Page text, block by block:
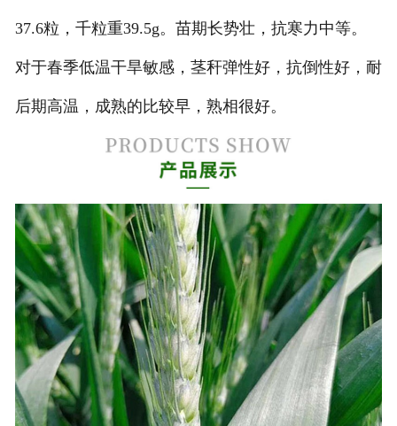
37.6粒，千粒重39.5g。苗期长势壮，抗寒力中等。
对于春季低温干旱敏感，茎秆弹性好，抗倒性好，耐
后期高温，成熟的比较早，熟相很好。